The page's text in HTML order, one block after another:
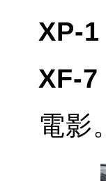
XP-1
XF-7
電影。